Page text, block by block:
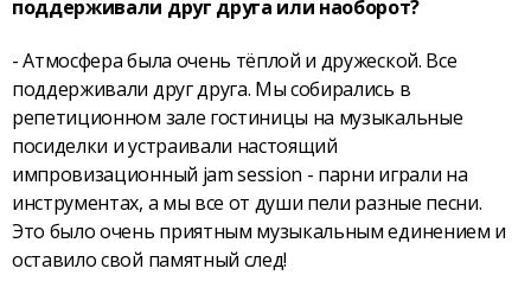
поддерживали друг друга или наоборот?
- Атмосфера была очень тёплой и дружеской. Все
поддерживали друг друга. Мы собирались в
репетиционном зале гостиницы на музыкальные
посиделки и устраивали настоящий
импровизационный jam session - парни играли на
инструментах, а мы все от души пели разные песни.
Это было очень приятным музыкальным единением и
оставило свой памятный след!